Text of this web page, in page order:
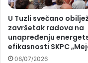
U Tuzli svečano
završetak radova na
unapređenju
efikasnosti SKPC
06/07/2026